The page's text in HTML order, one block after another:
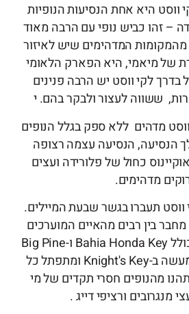
ווסט היא אחת הנסיעות הנופיות
– זהו כביש נופי עם הרבה מאוד
המדהימים שיש לאיזור
של מיאמי, היא הפארק הלאומי
בדרך לקי ווסט יש הרבה פנינים
ששווה לעצור ולבקר בהם. י
מדהים ללא ספק בגלל הנופים
הנסיעה, הנסיעה עצמה רצופה
​​כחול של פלורידה ועצים
מדהימים.
תעברו בגשר שבעת המיילים.
בין רבים מהאיים המוערכים
ביותר של פלורידה, כולל Bahia Honda Key ו-Big Pine
Key. הוא מתחיל למעשה ב-Knight's Key ומתפתל כל
מהנופים חסרי תקדים של מי
מנגרובים ורציפי דייג .